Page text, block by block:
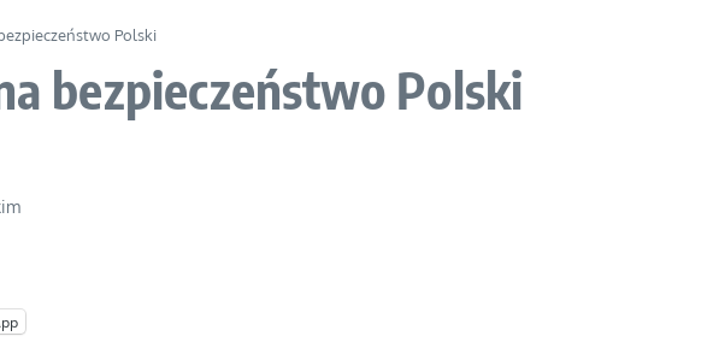
Polski
bezpieczeństwo Polski